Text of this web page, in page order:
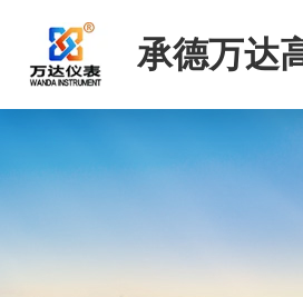
承德万达